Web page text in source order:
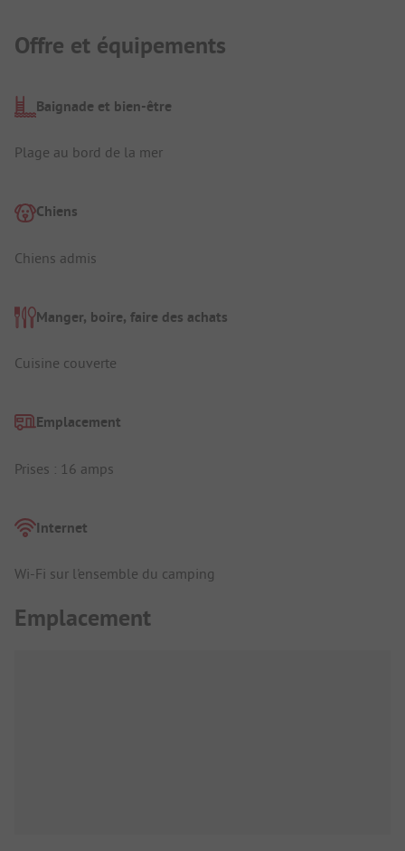
Offre et équipements
Baignade et bien-être
Plage au bord de la mer
Chiens
Chiens admis
Manger, boire, faire des achats
Cuisine couverte
Emplacement
Prises : 16 amps
Internet
Wi-Fi sur l'ensemble du camping
Emplacement